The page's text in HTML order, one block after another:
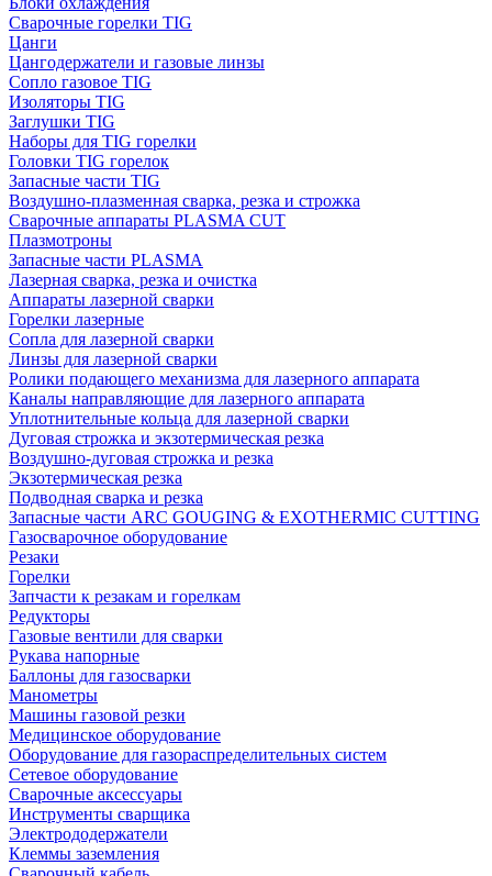
Сварочные горелки TIG
Цанги
Цангодержатели и газовые линзы
Сопло газовое TIG
Изоляторы TIG
Заглушки TIG
Наборы для TIG горелки
Головки TIG горелок
Запасные части TIG
Воздушно-плазменная сварка, резка и строжка
Сварочные аппараты PLASMA CUT
Плазмотроны
Запасные части PLASMA
Лазерная сварка, резка и очистка
Аппараты лазерной сварки
Горелки лазерные
Сопла для лазерной сварки
Линзы для лазерной сварки
Ролики подающего механизма для лазерного аппарата
Каналы направляющие для лазерного аппарата
Уплотнительные кольца для лазерной сварки
Дуговая строжка и экзотермическая резка
Воздушно-дуговая строжка и резка
Экзотермическая резка
Подводная сварка и резка
Запасные части ARC GOUGING & EXOTHERMIC CUTTING
Газосварочное оборудование
Резаки
Горелки
Запчасти к резакам и горелкам
Редукторы
Газовые вентили для сварки
Рукава напорные
Баллоны для газосварки
Манометры
Машины газовой резки
Медицинское оборудование
Оборудование для газораспределительных систем
Сетевое оборудование
Сварочные аксессуары
Инструменты сварщика
Электрододержатели
Клеммы заземления